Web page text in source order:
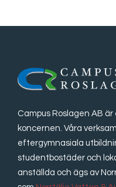
Campus Roslagen AB
koncernen. Våra
eftergymnasiala
studentbostäder och
anställda och ägs av